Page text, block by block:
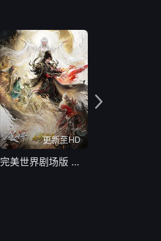
更新至HD
完美世界剧场版 九劫焚天